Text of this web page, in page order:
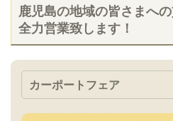
鹿児島の地域の皆さまへ
全力営業致します！
カーポートフェア